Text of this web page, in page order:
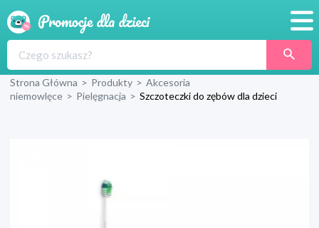
Produkty
Strona Główna > Produkty > Akcesoria
niemowlęce > Pielęgnacja > Szczoteczki do zębów dla dzieci